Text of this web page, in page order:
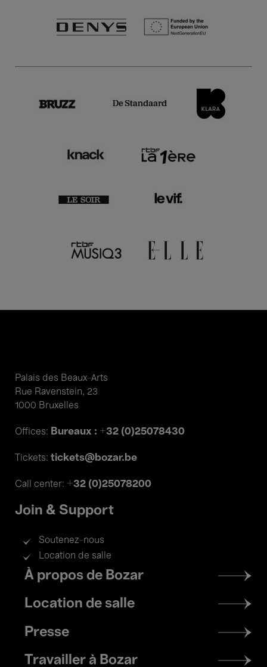
Palais des Beaux-Arts
Rue Ravenstein, 23
1000 Bruxelles
Offices: Bureaux : +32 (0)25078430
Tickets: tickets@bozar.be
Call center: +32 (0)25078200
Join & Support
Soutenez-nous
Location de salle
Footer
menu
À propos de Bozar
Location de salle
Presse
Travailler à Bozar